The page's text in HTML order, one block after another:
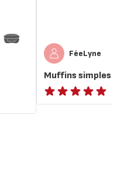
FéeLyne
Muffins simples
ratings.NaN